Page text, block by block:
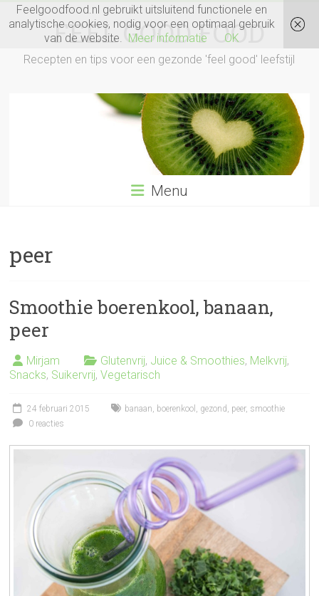
naar
FEEL GOOD FOOD
Recepten en tips voor een gezonde 'feel good' leefstijl
Menu
peer
Smoothie boerenkool, banaan,
peer
Mirjam Glutenvrij, Juice & Smoothies, Melkvrij,
Snacks, Suikervrij,Vegetarisch
24 februari 2015 banaan boerenkool gezond peer, smoothie
0 reacties
Feelgoodfood.nl gebruikt uitsluitend functionele en
analytische cookies, nodig voor een optimaal gebruik
van de website. Meer informatie OK